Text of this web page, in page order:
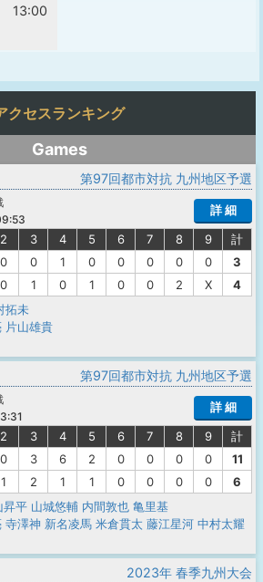
13:00
クセスランキング
Games
第97回都市対抗 九州地区予選
詳 細
2 3 4 5 6 7 8 9
計
0 0 1 0 0 0 0 0
3
0 1 0 1 0 0 2 X
4
拓未
片山雄貴
第97回都市対抗 九州地区予選
詳 細
2 3 4 5 6 7 8 9
計
0 3 6 2 0 0 0 0
11
1 2 1 1 0 0 0 0
6
昇平 山城悠輔 内間敦也 亀里基
寺澤神 新名凌馬 米倉貫太 藤江星河 中村太耀
2023年 春季九州大会